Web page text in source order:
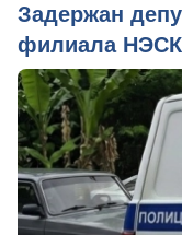
Задержан
филиала